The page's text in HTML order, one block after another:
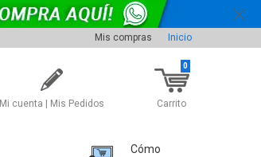
Mis compras Inicio
Mi cuenta | Mis Pedidos Carrito
0
Cómo